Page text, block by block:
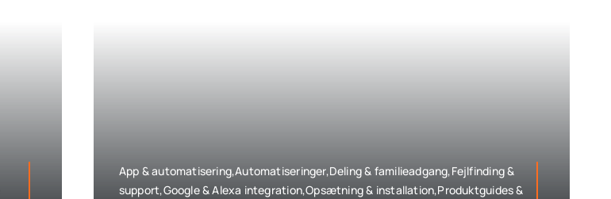
App & automatisering,Automatiseringer,Deling & familieadgang,Fejlfinding &
support,Google & Alexa integration,Opsætning & installation,Produktguides &